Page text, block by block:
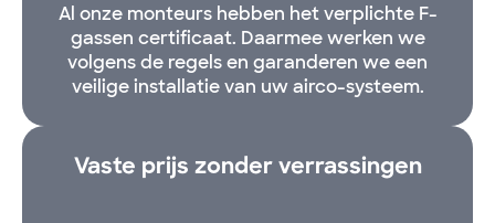
Al onze monteurs hebben het verplichte F-
gassen certificaat. Daarmee werken we
volgens de regels en garanderen we een
veilige installatie van uw airco-systeem.
Vaste prijs zonder verrassingen